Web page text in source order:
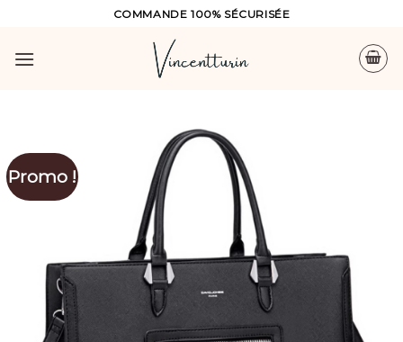
content
COMMANDE 100% SÉCURISÉE
Promo !